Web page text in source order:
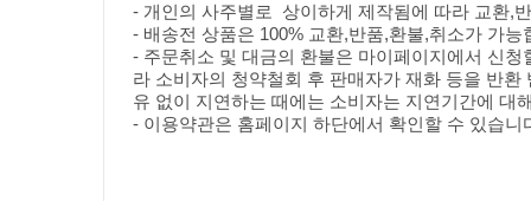
- 개인의 사주별로 상이하게 제작됨에 따라 교환,
- 배송전 상품은 100% 교환,반품,환불,취소가 가능
- 주문취소 및 대금의 환불은 마이페이지에서 신
라 소비자의 청약철회 후 판매자가 재화 등을 반
유 없이 지연하는 때에는 소비자는 지연기간에 대
- 이용약관은 홈페이지 하단에서 확인할 수 있습니